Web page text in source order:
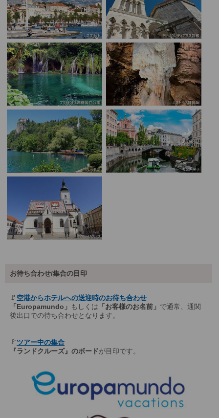
お待ち合わせ/集合の目印
🚩空港からホテルへの送迎時のお待ち合わせ
「Europamundo」 もしくは 「お客様のお名前」 で通常、通関
後出口での待ち合わせとなります。
🚩ツアー中の集合
『ランドクルーズ』のボードが目印です。